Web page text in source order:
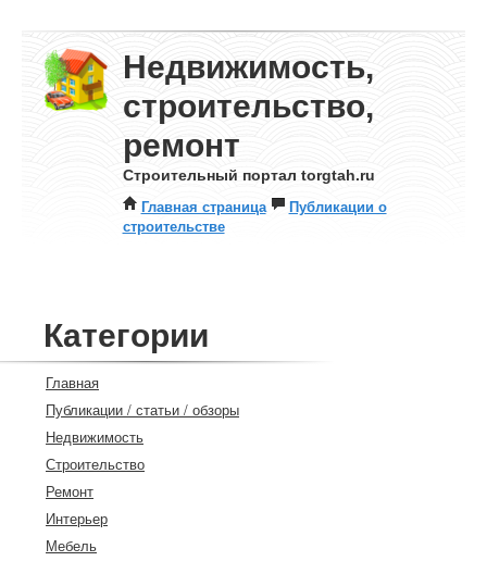
Недвижимость,
строительство,
ремонт
Строительный портал torgtah.ru
Главная страница
Публикации о
строительстве
Категории
Главная
Публикации / статьи / обзоры
Недвижимость
Строительство
Ремонт
Интерьер
Мебель